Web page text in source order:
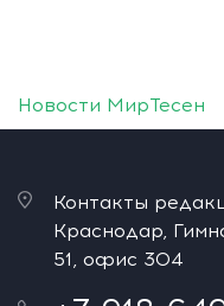
Новости МирТесен
Контакты
Краснодар,
51, офис 304